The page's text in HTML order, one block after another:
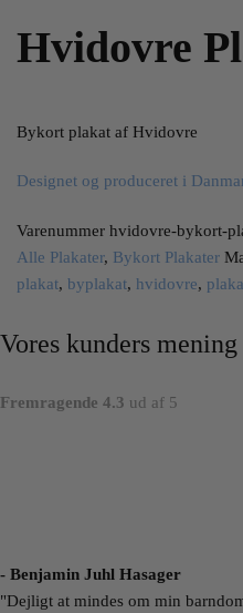
Hvidovre
Bykort plakat af Hvidovre
Designet og produceret i
Varenummer hvidovre-bykort-
Alle Plakater, Bykort Plakater
plakat, byplakat, hvidovre,
Vores kunders mening
Fremragende 4.3 ud af 5
- Benjamin Juhl Hasager
"Dejligt at mindes om min